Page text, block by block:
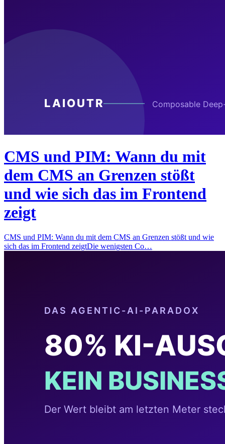
CMS und PIM: Wann du mit
dem CMS an Grenzen stößt
und wie sich das im Frontend
zeigt
CMS und PIM: Wann du mit dem CMS an Grenzen stößt und wie
sich das im Frontend zeigtDie wenigsten Co…